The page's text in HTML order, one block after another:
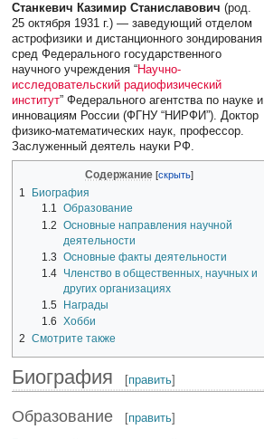
Станкевич Казимир Станиславович (род.
25 октября 1931 г.) — заведующий отделом
астрофизики и дистанционного зондирования
сред Федерального государственного
научного учреждения “Научно-
исследовательский радиофизический
институт” Федерального агентства по науке и
инновациям России (ФГНУ “НИРФИ”). Доктор
физико-математических наук, профессор.
Заслуженный деятель науки РФ.
Содержание
1
Биография
1.1 Образование
1.2 Основные направления научной
деятельности
1.3 Основные факты деятельности
1.4 Членство в общественных, научных и
других организациях
1.5
Награды
1.6 Хобби
2
Смотрите также
Биография [править]
Образование [править]